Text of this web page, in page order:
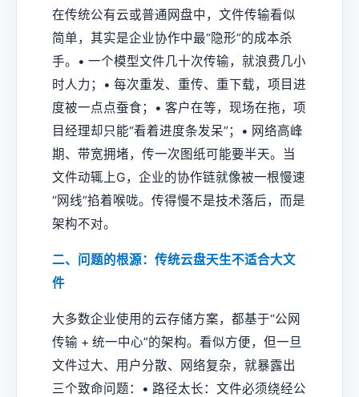
在传统公有云或普通网盘中，文件传输看似
简单，其实是企业协作中最“隐形”的成本杀
手。• 一个模型文件几十次传输，就浪费几小
时人力；• 每次重发、重传、重下载，项目进
度被一点点蚕食；• 客户在等，现场在拖，项
目经理却只能“看着进度条发呆”；• 网络高峰
期、带宽拥堵，传一次图纸可能要半天。当
文件动辄上G，企业的协作链就像被一根慢速
“网线”掐着喉咙。传得慢不是技术落后，而是
架构不对。
二、问题的根源：传统云盘天生不适合大文
件
大多数企业使用的云存储方案，都基于“公网
传输 + 统一中心”的架构。看似方便，但一旦
文件过大、用户分散、网络复杂，就暴露出
三个致命问题：• 路径太长：文件必须绕经公